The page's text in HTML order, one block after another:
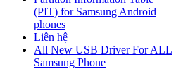
(PIT) for Samsung Android
phones
Liên hệ
All New USB Driver For ALL
Samsung Phone